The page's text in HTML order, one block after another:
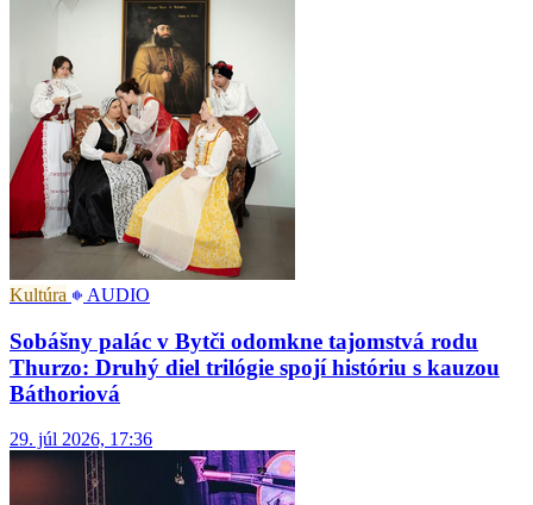
Kultúra AUDIO
Sobášny palác v Bytči odomkne tajomstvá rodu
Thurzo: Druhý diel trilógie spojí históriu s kauzou
Báthoriová
29. júl 2026, 17:36